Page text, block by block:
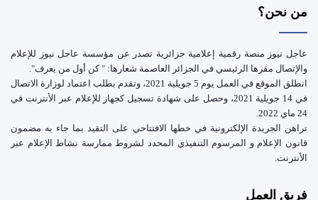
من نحن؟
عاجل نيوز منصة رقمية إعلامية جزائرية تصدر عن مؤسسة عاجل نيوز للإعلام
والإتصال مقرها الرئيسي في الجزائر العاصمة شعارها: " كن أول من يعرف".
انطلق الموقع في العمل يوم 5 جويلية 2021، وتقدم بطلب اعتماد لوزارة الاتصال
في 14 جويلية 2021، وحصل على شهادة تسجيل كجهاز للإعلام عبر الأنترنت في
24 ماي 2022.
تراهن الجريدة الإلكترونية في خطها الافتتاحي على التقيد بما جاء به مضمون
قانون الإعلام و المرسوم التنفيذي المحدد لشروط ممارسة نشاط الإعلام عبر
الأنترنت.
فريق العمل